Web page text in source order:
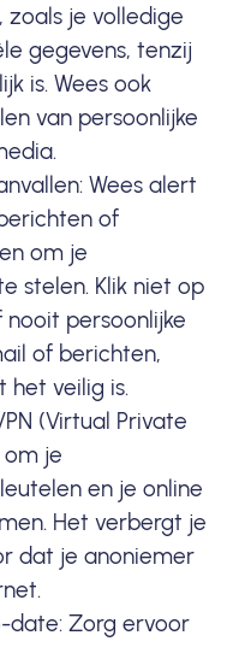
zoals je volledige
gegevens, tenzij
is. Wees ook
van persoonlijke
Wees alert
of
om je
stelen. Klik niet op
persoonlijke
of berichten,
veilig is.
(Virtual Private
om je
en je online
Het verbergt je
dat je anoniemer
date: Zorg ervoor